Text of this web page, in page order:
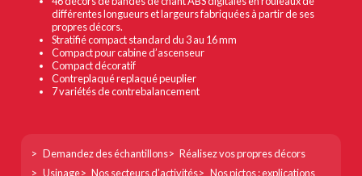
différentes longueurs et largeurs fabriquées à partir de ses
propres décors.
Stratifié compact standard du 3 au 16 mm
Compact pour cabine d’ascenseur
Compact décoratif
Contreplaqué replaqué peuplier
7 variétés de contrebalancement
Footer
col
Demandez des échantillons
Réalisez vos propres décors
Usinage
Nos secteurs d’activités
Nos pictos : explications